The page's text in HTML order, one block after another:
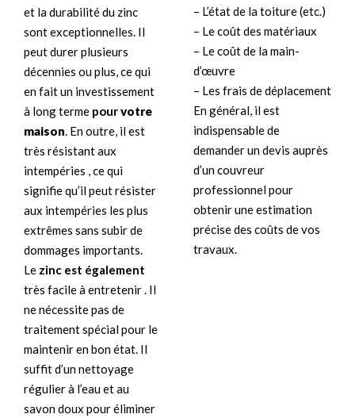
et la durabilité du zinc
sont exceptionnelles. Il
peut durer plusieurs
décennies ou plus, ce qui
en fait un investissement
à long terme pourvotre
maison. En outre, il est
très résistant aux
intempéries , ce qui
signifie qu’il peut résister
aux intempéries les plus
extrêmes sans subir de
dommages importants.
Le zinc est également
très facile à entretenir . Il
ne nécessite pas de
traitement spécial pour le
maintenir en bon état. Il
suffit d’un nettoyage
régulier à l’eau et au
savon doux pour éliminer
– L’état de la toiture (etc.)
– Le coût des matériaux
– Le coût de la main-
d’œuvre
– Les frais de déplacement
En général, il est
indispensable de
demander un devis auprès
d’un couvreur
professionnel pour
obtenir une estimation
précise des coûts de vos
travaux.